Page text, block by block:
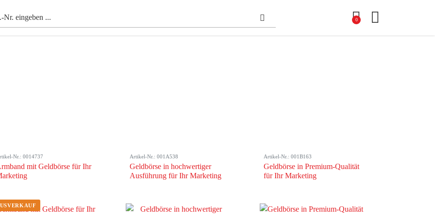
0
Nr.: 0014737
mit Geldbörse für Ihr
Artikel-Nr.: 001A538
Geldbörse in hochwertiger
Ausführung für Ihr Marketing
Artikel-Nr.: 001B163
Geldbörse in Premium-Qualität
für Ihr Marketing